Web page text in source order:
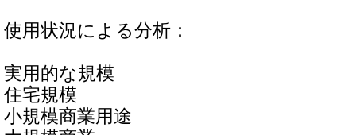
使用状況による分析：
実用的な規模
住宅規模
小規模商業用途